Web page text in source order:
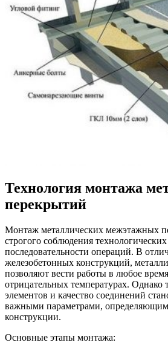
Технология монтажа
перекрытий
Монтаж металлических межэтажных
строгого соблюдения
последовательности операций. В
железобетонных конструкций,
позволяют вести работы в любое
отрицательных температурах. Однако
элементов и качество соединений
важными параметрами,
конструкции.
Основные этапы монтажа: